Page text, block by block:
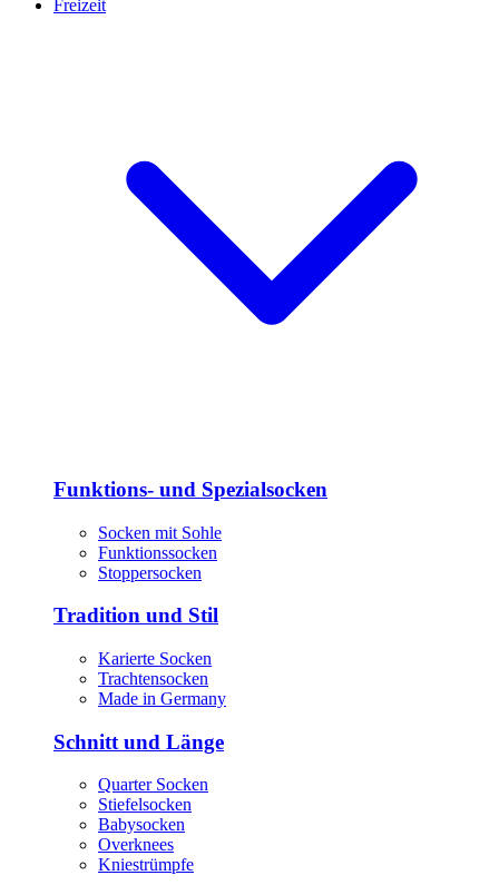
Freizeit
Funktions- und Spezialsocken
Socken mit Sohle
Funktionssocken
Stoppersocken
Tradition und Stil
Karierte Socken
Trachtensocken
Made in Germany
Schnitt und Länge
Quarter Socken
Stiefelsocken
Babysocken
Overknees
Kniestrümpfe